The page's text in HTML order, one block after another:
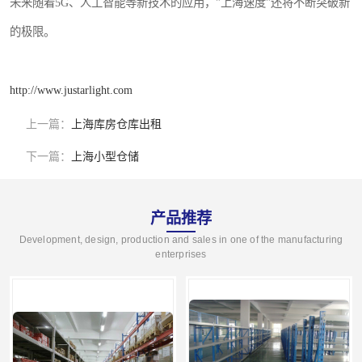
的极限。
http://www.justarlight.com
上一篇： 上海库房仓库出租
下一篇： 上海小型仓储
产品推荐
Development, design, production and sales in one of the manufacturing
enterprises